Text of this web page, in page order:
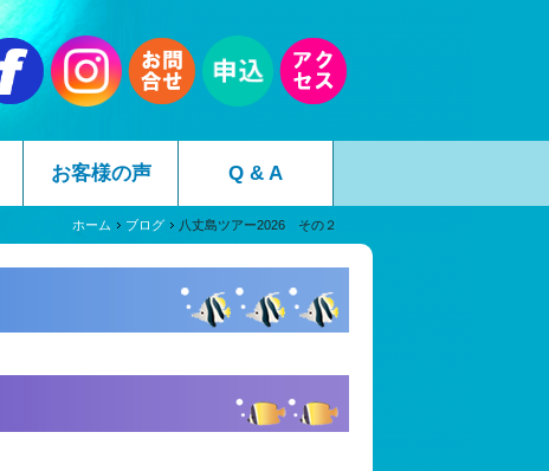
お客様の声 Q & A
ホーム ブログ 八丈島ツアー2026 その２